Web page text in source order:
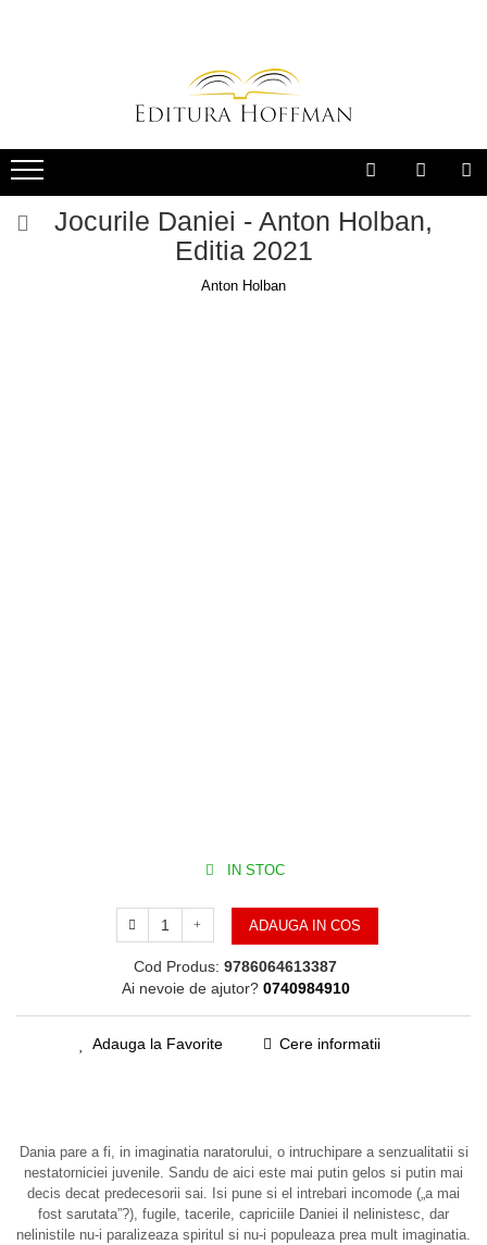
Jocurile Daniei - Anton Holban,
Editia 2021
Anton Holban
IN STOC
ADAUGA IN COS
Cod Produs: 9786064613387
Ai nevoie de ajutor? 0740984910
Adauga la Favorite Cere informatii
Dania pare a fi, in imaginatia naratorului, o intruchipare a senzualitatii si
nestatorniciei juvenile. Sandu de aici este mai putin gelos si putin mai
decis decat predecesorii sai. Isi pune si el intrebari incomode („a mai
fost sarutata”?), fugile, tacerile, capriciile Daniei il nelinistesc, dar
nelinistile nu-i paralizeaza spiritul si nu-i populeaza prea mult imaginatia.